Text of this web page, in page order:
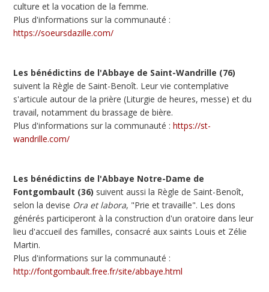
culture et la vocation de la femme.
Plus d'informations sur la communauté :
https://soeursdazille.com/
Les bénédictins de l'Abbaye de Saint-Wandrille (76)
suivent la Règle de Saint-Benoît. Leur vie contemplative
s'articule autour de la prière (Liturgie de heures, messe) et du
travail, notamment du brassage de bière.
Plus d'informations sur la communauté : https://st-
wandrille.com/
Les bénédictins de l'Abbaye Notre-Dame de
Fontgombault (36) suivent aussi la Règle de Saint-Benoît,
selon la devise Ora et labora, "Prie et travaille". Les dons
générés participeront à la construction d'un oratoire dans leur
lieu d'accueil des familles, consacré aux saints Louis et Zélie
Martin.
Plus d'informations sur la communauté :
http://fontgombault.free.fr/site/abbaye.html